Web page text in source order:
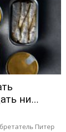
ни...
Питер